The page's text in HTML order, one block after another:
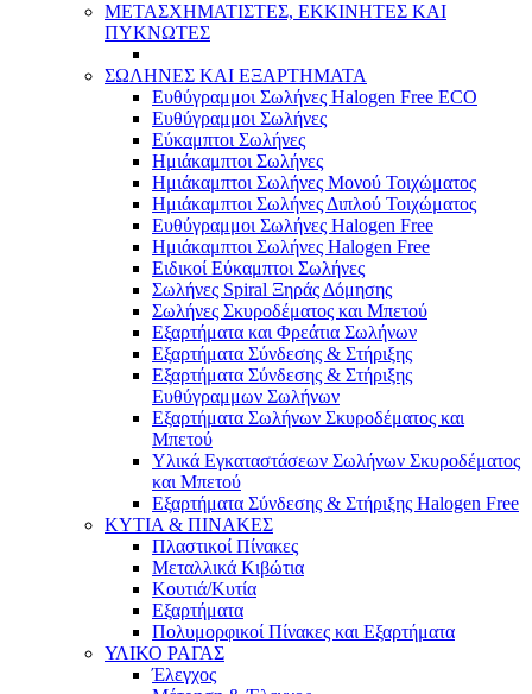
ΜΕΤΑΣΧΗΜΑΤΙΣΤΕΣ, ΕΚΚΙΝΗΤΕΣ ΚΑΙ
ΠΥΚΝΩΤΕΣ
ΣΩΛΗΝΕΣ ΚΑΙ ΕΞΑΡΤΗΜΑΤΑ
Ευθύγραμμοι Σωλήνες Halogen Free ECO
Ευθύγραμμοι Σωλήνες
Εύκαμπτοι Σωλήνες
Ημιάκαμπτοι Σωλήνες
Ημιάκαμπτοι Σωλήνες Μονού Τοιχώματος
Ημιάκαμπτοι Σωλήνες Διπλού Τοιχώματος
Ευθύγραμμοι Σωλήνες Halogen Free
Ημιάκαμπτοι Σωλήνες Halogen Free
Ειδικοί Εύκαμπτοι Σωλήνες
Σωλήνες Spiral Ξηράς Δόμησης
Σωλήνες Σκυροδέματος και Μπετού
Εξαρτήματα και Φρεάτια Σωλήνων
Εξαρτήματα Σύνδεσης & Στήριξης
Εξαρτήματα Σύνδεσης & Στήριξης
Ευθύγραμμων Σωλήνων
Εξαρτήματα Σωλήνων Σκυροδέματος και
Μπετού
Υλικά Εγκαταστάσεων Σωλήνων Σκυροδέματος
και Μπετού
Εξαρτήματα Σύνδεσης & Στήριξης Halogen Free
ΚΥΤΙΑ & ΠΙΝΑΚΕΣ
Πλαστικοί Πίνακες
Μεταλλικά Κιβώτια
Κουτιά/Κυτία
Εξαρτήματα
Πολυμορφικοί Πίνακες και Εξαρτήματα
ΥΛΙΚΟ ΡΑΓΑΣ
Έλεγχος